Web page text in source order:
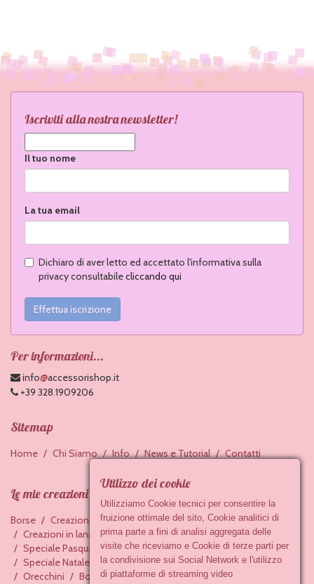
Iscriviti alla nostra newsletter!
Il tuo nome
La tua email
Dichiaro di aver letto ed accettato l'informativa sulla
privacy consultabilecliccando qui
Effettua iscrizione
Per informazioni...
info@accessorishop.it
+39 328.1909206
Sitemap
Home Chi Siamo Info News e Tutorial Contatti
Le mie creazioni
Borse Creazioni in feltro
Accessori in ceramica
Creazioni in lana cardata
Bracciali
Portachiavi
Speciale Pasqua
Baby
Creazioni ai ferri
Speciale Natale
Creazioni all'uncinetto
Collane
Orecchini
Bomboniere Cucito
Accessori casa
Utilizzo dei cookie
Utilizziamo Cookie tecnici per consentire la
fruizione ottimale del sito, Cookie analitici di
prima parte a fini di analisi aggregata delle
visite che riceviamo e Cookie di terze parti per
la condivisione sui Social Network e l'utilizzo
di piattaforme di streaming video